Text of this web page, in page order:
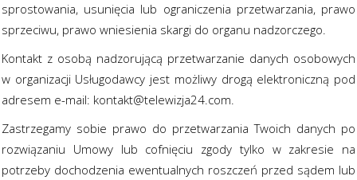
sprostowania, usunięcia lub ograniczenia przetwarzania, prawo
sprzeciwu, prawo wniesienia skargi do organu nadzorczego.
Kontakt z osobą nadzorującą przetwarzanie danych osobowych
w organizacji Usługodawcy jest możliwy drogą elektroniczną pod
adresem e-mail: kontakt@telewizja24.com.
Zastrzegamy sobie prawo do przetwarzania Twoich danych po
rozwiązaniu Umowy lub cofnięciu zgody tylko w zakresie na
potrzeby dochodzenia ewentualnych roszczeń przed sądem lub